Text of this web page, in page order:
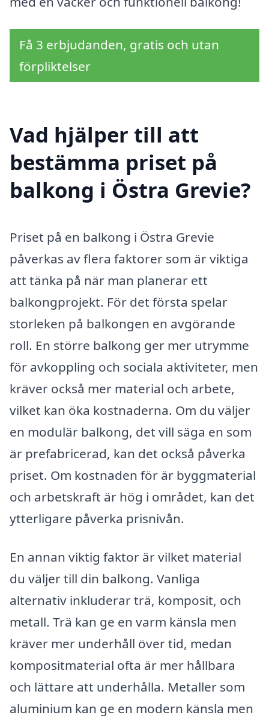
Få 3 erbjudanden, gratis och utan
förpliktelser
Vad hjälper till att
bestämma priset på
balkong i Östra Grevie?
Priset på en balkong i Östra Grevie
påverkas av flera faktorer som är viktiga
att tänka på när man planerar ett
balkongprojekt. För det första spelar
storleken på balkongen en avgörande
roll. En större balkong ger mer utrymme
för avkoppling och sociala aktiviteter, men
kräver också mer material och arbete,
vilket kan öka kostnaderna. Om du väljer
en modulär balkong, det vill säga en som
är prefabricerad, kan det också påverka
priset. Om kostnaden för är byggmaterial
och arbetskraft är hög i området, kan det
ytterligare påverka prisnivån.
En annan viktig faktor är vilket material
du väljer till din balkong. Vanliga
alternativ inkluderar trä, komposit, och
metall. Trä kan ge en varm känsla men
kräver mer underhåll över tid, medan
kompositmaterial ofta är mer hållbara
och lättare att underhålla. Metaller som
aluminium kan ge en modern känsla men